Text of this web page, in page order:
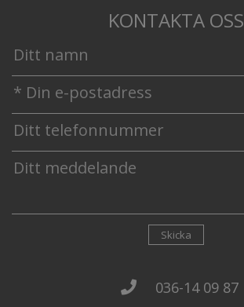
KONTAKTA OSS
Skicka
036-14 09 87